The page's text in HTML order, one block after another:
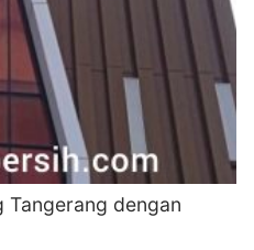
Tangerang dengan